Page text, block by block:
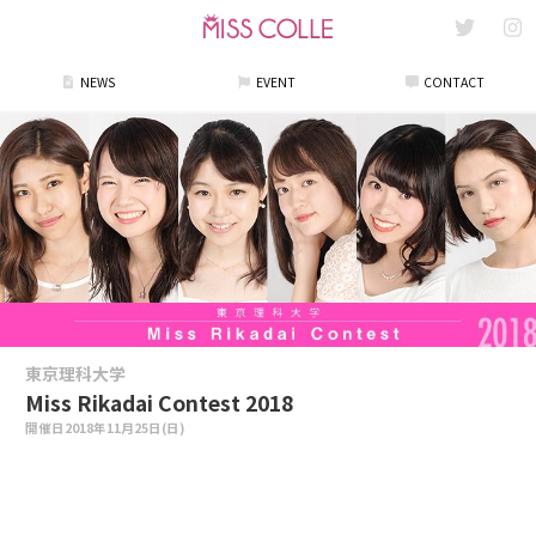
NEWS EVENT CONTACT
東京理科大学
Miss Rikadai Contest 2018
開催日 2018年11月25日(日)